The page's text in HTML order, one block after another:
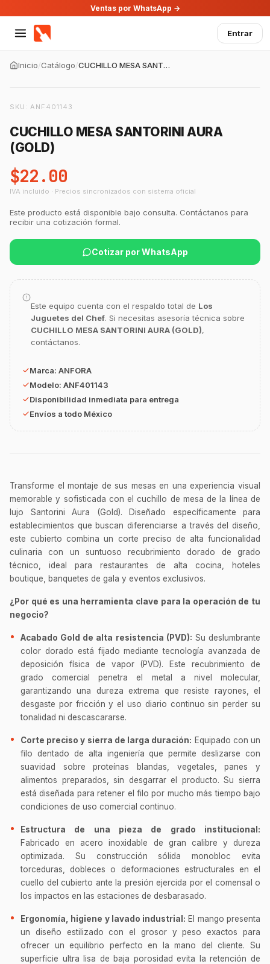
Ventas por WhatsApp →
Entrar
Inicio/Catálogo/ CUCHILLO MESA SANTORINI AURA (GOLD)
SKU: ANF401143
CUCHILLO MESA SANTORINI AURA
(GOLD)
$22.00
IVA incluido · Precios sincronizados con sistema oficial
Este producto está disponible bajo consulta. Contáctanos para
recibir una cotización formal.
Cotizar por WhatsApp
Este equipo cuenta con el respaldo total de Los
Juguetes del Chef. Si necesitas asesoría técnica sobre
CUCHILLO MESA SANTORINI AURA (GOLD),
contáctanos.
Marca: ANFORA
Modelo: ANF401143
Disponibilidad inmediata para entrega
Envíos a todo México
Transforme el montaje de sus mesas en una experiencia visual
memorable y sofisticada con el cuchillo de mesa de la línea de
lujo Santorini Aura (Gold). Diseñado específicamente para
establecimientos que buscan diferenciarse a través del diseño,
este cubierto combina un corte preciso de alta funcionalidad
culinaria con un suntuoso recubrimiento dorado de grado
técnico, ideal para restaurantes de alta cocina, hoteles
boutique, banquetes de gala y eventos exclusivos.
¿Por qué es una herramienta clave para la operación de tu
negocio?
Acabado Gold de alta resistencia (PVD): Su deslumbrante
color dorado está fijado mediante tecnología avanzada de
deposición física de vapor (PVD). Este recubrimiento de
grado comercial penetra el metal a nivel molecular,
garantizando una dureza extrema que resiste rayones, el
desgaste por fricción y el uso diario continuo sin perder su
tonalidad ni descascararse.
Corte preciso y sierra de larga duración: Equipado con un
filo dentado de alta ingeniería que permite deslizarse con
suavidad sobre proteínas blandas, vegetales, panes y
alimentos preparados, sin desgarrar el producto. Su sierra
está diseñada para retener el filo por mucho más tiempo bajo
condiciones de uso comercial continuo.
Estructura de una pieza de grado institucional:
Fabricado en acero inoxidable de gran calibre y dureza
optimizada. Su construcción sólida monobloc evita
torceduras, dobleces o deformaciones estructurales en el
cuello del cubierto ante la presión ejercida por el comensal o
los impactos en las estaciones de desbarasado.
Ergonomía, higiene y lavado industrial: El mango presenta
un diseño estilizado con el grosor y peso exactos para
ofrecer un equilibrio perfecto en la mano del cliente. Su
superficie ultra lisa de baja porosidad evita la retención de
¡Hola Chef! 🍳 Soy GastroBot, tu asesor
de cocina profesional de GastroArt.
equipamiento o utensilios?
Buscar estufas industriales
Ver uniformes y filipinas
Métodos de envío y entrega